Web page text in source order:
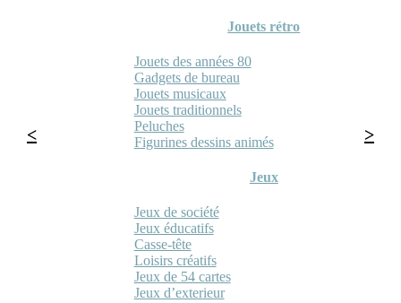
Jouets rétro
Jouets des années 80
Gadgets de bureau
Jouets musicaux
Jouets traditionnels
Peluches
Figurines dessins animés
Jeux
Jeux de société
Jeux éducatifs
Casse-tête
Loisirs créatifs
Jeux de 54 cartes
Jeux d’exterieur